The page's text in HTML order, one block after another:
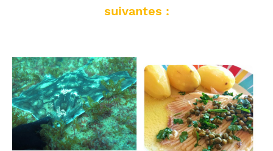
suivantes :